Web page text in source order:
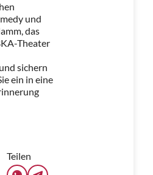
und
das
Theater
sichern
ein in eine
Teilen